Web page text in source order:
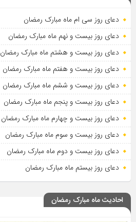
دعای روز سی ام ماه مبارک رمضان
دعای روز بیست و نهم ماه مبارک رمضان
دعای روز بیست و هشتم ماه مبارک رمضان
دعای روز بیست و هفتم ماه مبارک رمضان
دعای روز بیست و ششم ماه مبارک رمضان
دعای روز بیست و پنجم ماه مبارک رمضان
دعای روز بیست و چهارم ماه مبارک رمضان
دعای روز بیست و سوم ماه مبارک رمضان
دعای روز بیست و دوم ماه مبارک رمضان
دعای روز بیستم ماه مبارک رمضان
احادیث ماه مبارک رمضان